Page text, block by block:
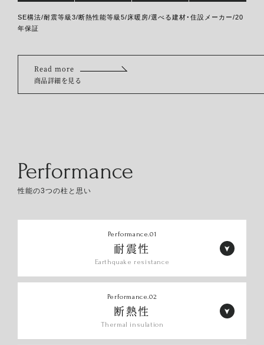
Read more
SE構法/耐震等級3/断熱性能等級5/床暖房/選べる建材・住設メーカー/20
年保証
Read more
商品詳細を見る
Performance
性能の3つの柱と思い
Performance.01
耐震性
Earthquake resistance
Performance.02
断熱性
Thermal insulation